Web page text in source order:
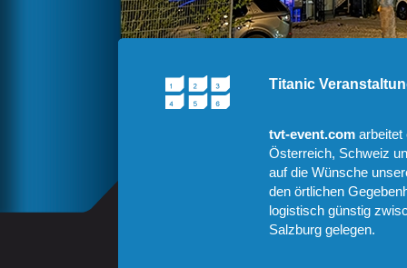
Titanic
tvt-event.com arbeitet
Österreich, Schweiz
auf die Wünsche
den örtlichen
logistisch günstig
Salzburg gelegen.